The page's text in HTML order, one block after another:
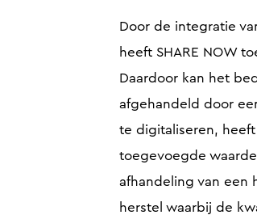
Door de integratie
heeft SHARE NOW
Daardoor kan het
afgehandeld door
te digitaliseren,
toegevoegde
afhandeling van een
herstel waarbij de